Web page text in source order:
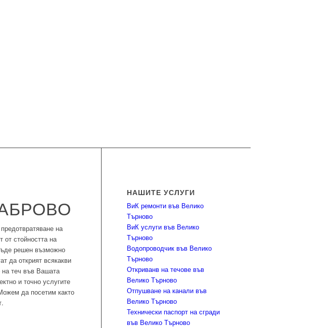
на
от стойността на
решен възможно
да открият всякакви
теч във Вашата
и точно услугите
да посетим както
НАШИТЕ УСЛУГИ
ВиК ремонти във Велико
Търново
ВиК услуги във Велико
Търново
Водопроводчик във Велико
Търново
Откриванв на течове във
Велико Търново
Отпушване на канали във
Велико Търново
Технически паспорт на сгради
във Велико Търново